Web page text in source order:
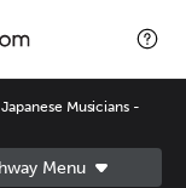
Japanese Musicians -